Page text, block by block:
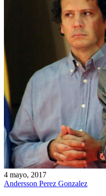
4 mayo, 2017
Andersson Perez Gonzalez